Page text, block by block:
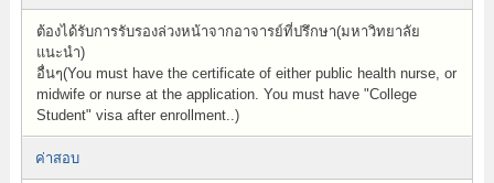
ต้องได้รับการรับรองล่วงหน้าจากอาจารย์ที่ปรึกษา(มหาวิทยาลัย
แนะนำ)
อื่นๆ(You must have the certificate of either public health nurse, or
midwife or nurse at the application. You must have "College
Student" visa after enrollment..)
ค่าสอบ